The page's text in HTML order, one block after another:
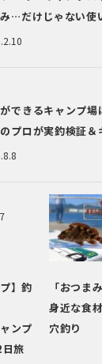
…だけじゃない使
できるキャンプ場
プロが実釣検証
】釣
ンプ
旅
「おつま
身近な食
穴釣り